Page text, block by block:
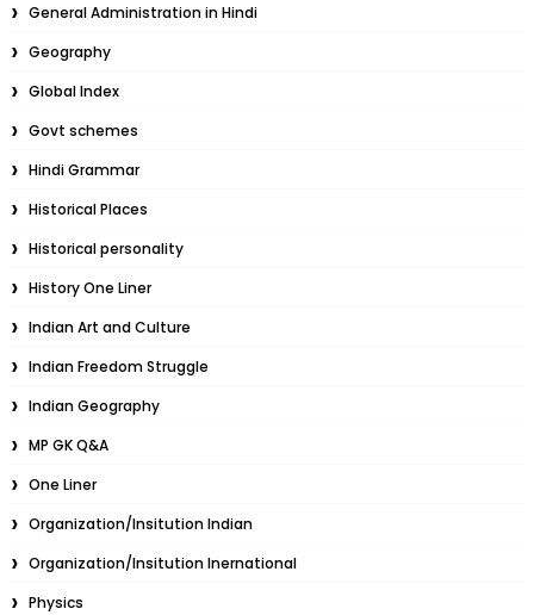
General Administration in Hindi
Geography
Global Index
Govt schemes
Hindi Grammar
Historical Places
Historical personality
History One Liner
Indian Art and Culture
Indian Freedom Struggle
Indian Geography
MP GK Q&A
One Liner
Organization/Insitution Indian
Organization/Insitution Inernational
Physics